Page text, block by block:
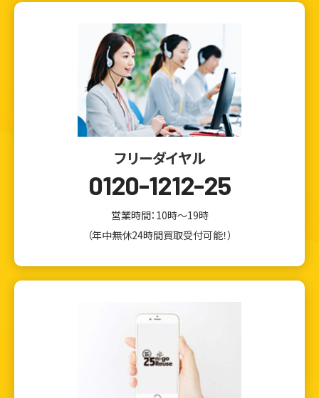
フリーダイヤル
0120-1212-25
営業時間：10時～19時
（年中無休24時間買取受付可能！）